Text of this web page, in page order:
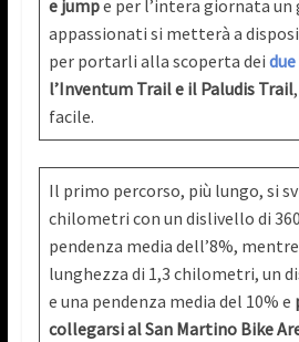
e jumpe per l’intera giornata un
appassionati si metterà a
per portarli alla scoperta dei
l’Inventum Trail e il Paludis Trail
facile.
Il primo percorso, più lungo, si
chilometri con un dislivello di
pendenza media dell’8%,
lunghezza di 1,3 chilometri, un
e una pendenza media del 10% e
collegarsi al San Martino Bike